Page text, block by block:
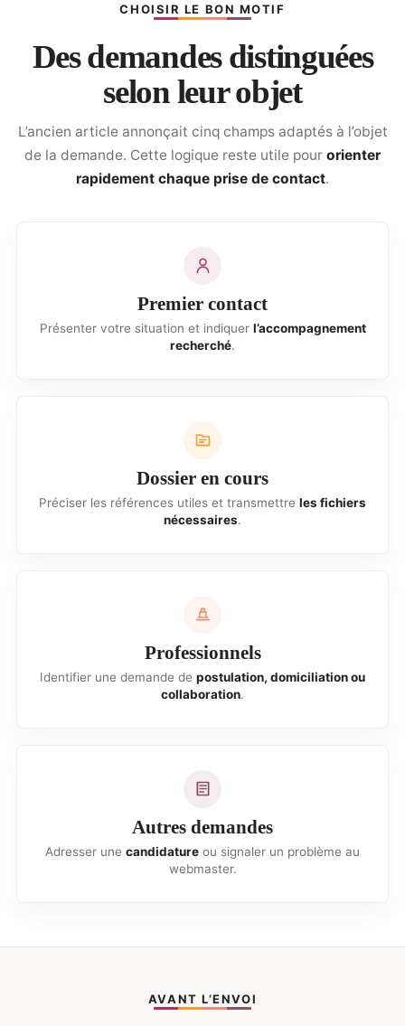
CHOISIR LE BON MOTIF
Des demandes distinguées
selon leur objet
L’ancien article annonçait cinq champs adaptés à l’objet
de la demande. Cette logique reste utile pour orienter
rapidement chaque prise de contact.
Premier contact
Présenter votre situation et indiquer l’accompagnement
recherché.
Dossier en cours
Préciser les références utiles et transmettre les fichiers
nécessaires.
Professionnels
Identifier une demande de postulation, domiciliation ou
collaboration.
Autres demandes
Adresser une candidature ou signaler un problème au
webmaster.
AVANT L’ENVOI